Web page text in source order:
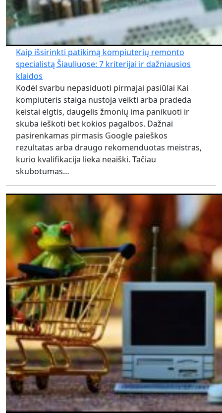
Kaip išsirinkti patikimą kompiuterių remonto
specialistą Šiauliuose: 7 kriterijai ir dažniausios
klaidos
Kodėl svarbu nepasiduoti pirmajai pasiūlai Kai
kompiuteris staiga nustoja veikti arba pradeda
keistai elgtis, daugelis žmonių ima panikuoti ir
skuba ieškoti bet kokios pagalbos. Dažnai
pasirenkamas pirmasis Google paieškos
rezultatas arba draugo rekomenduotas meistras,
kurio kvalifikacija lieka neaiški. Tačiau
skubotumas…